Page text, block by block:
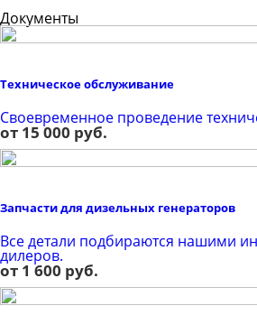
Документы
Техническое обслуживание
Своевременное проведение
от 15 000 руб.
Запчасти для дизельных генераторов
Все детали подбираются нашими
дилеров.
от 1 600 руб.